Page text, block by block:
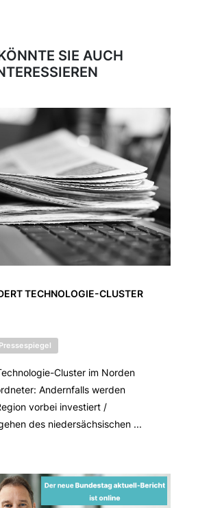
SIE AUCH
TECHNOLOGIE-CLUSTER
Pressespiegel
Cluster im Norden
Andernfalls werden
vorbei investiert /
des niedersächsischen ...